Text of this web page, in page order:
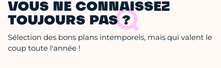
VOUS NE CONNAISSEZ
TOUJOURS PAS ?
Sélection des bons plans intemporels, mais qui valent le
coup toute l'année !